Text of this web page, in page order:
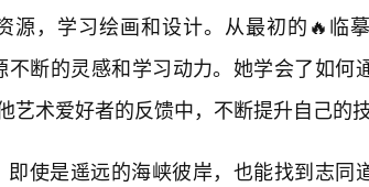
源，学习绘画和设计。从最初的🔥临
断的灵感和学习动力。她学会了如何
艺术爱好者的反馈中，不断提升自己的技
使是遥远的海峡彼岸，也能找到志同